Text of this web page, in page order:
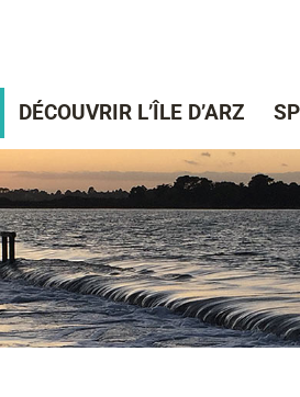
DÉCOUVRIR L’ÎLE D’ARZ